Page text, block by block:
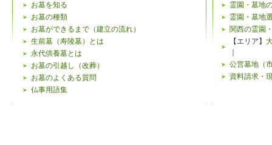
お墓を知る
お墓の種類
お墓ができるまで（建立の流れ）
生前墓（寿陵墓）とは
永代供養墓とは
お墓の引越し（改葬）
お墓のよくある質問
仏事用語集
霊園・墓地
霊園・墓地
関西の霊園
【エリア】
公営墓地（
資料請求・